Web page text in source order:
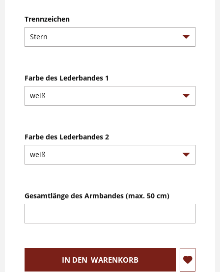
Trennzeichen
Farbe des Lederbandes 1
Farbe des Lederbandes 2
Gesamtlänge des Armbandes (max. 50 cm)
IN DEN WARENKORB